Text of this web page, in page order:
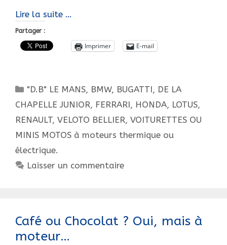
Lire la suite …
printemps
!
voitures
à
moteur
enfants.
Partager :
Imprimer E-mail
Catégories
"D.B" LE MANS, BMW, BUGATTI, DE LA
CHAPELLE JUNIOR, FERRARI, HONDA, LOTUS,
RENAULT, VELOTO BELLIER, VOITURETTES OU
MINIS MOTOS à moteurs thermique ou
électrique.
Laisser un commentaire
Café ou Chocolat ? Oui, mais à
moteur…